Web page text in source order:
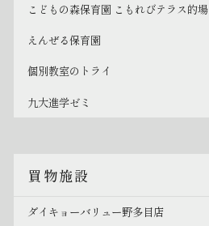
買物施設
ダイキョーバリュー野多目店
こどもの森保育園 こもれびテラス的場
えんぜる保育園
個別教室のトライ
九大進学ゼミ